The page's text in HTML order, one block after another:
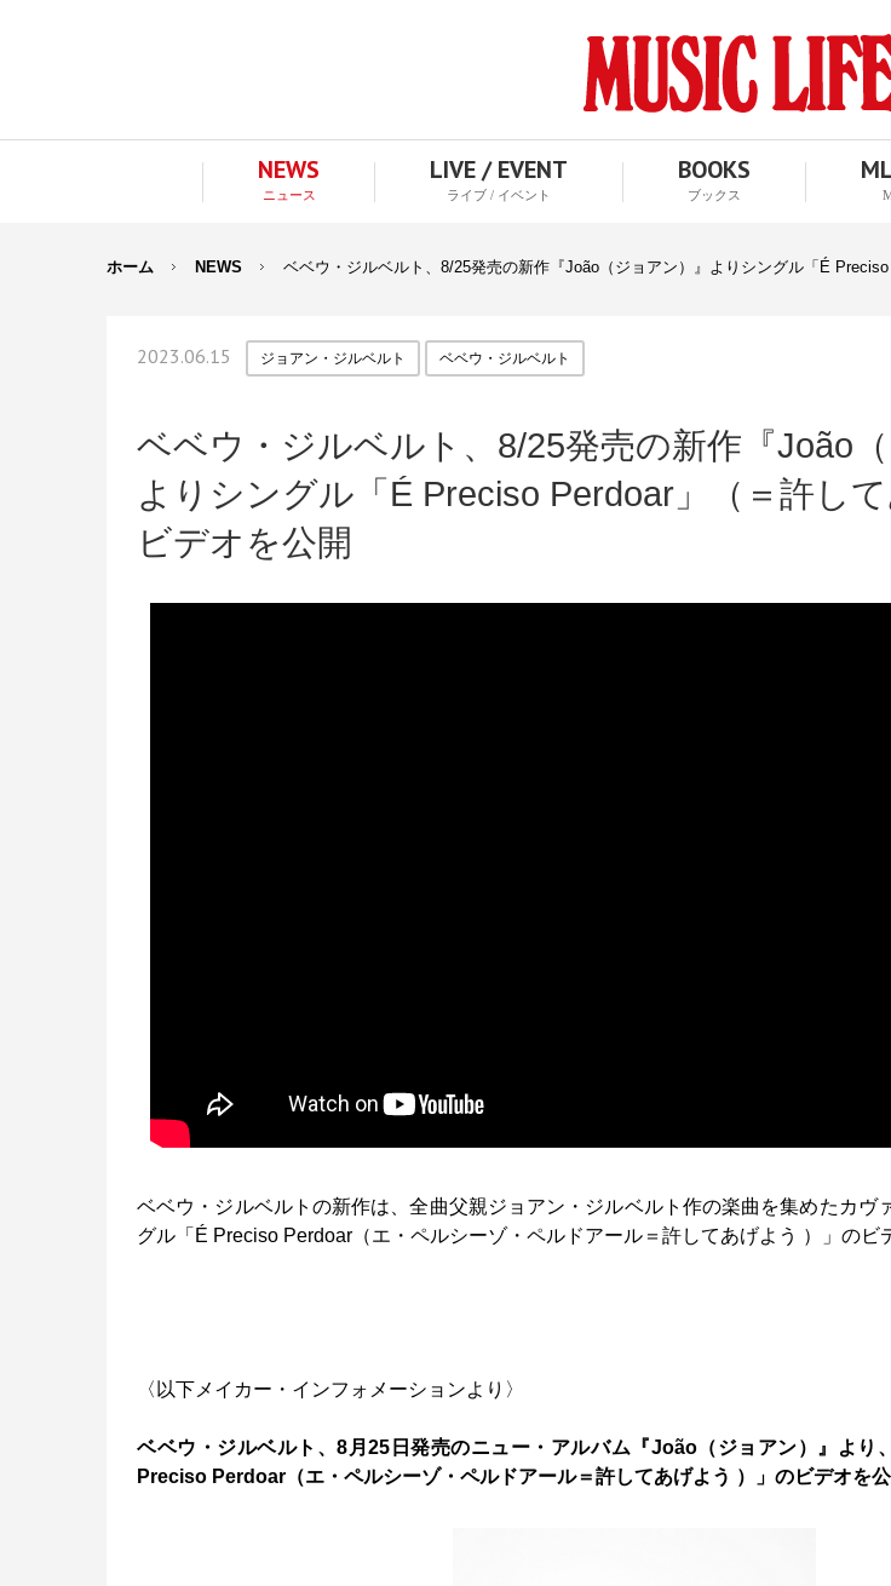
NEWS
ニュース
LIVE / EVENT
ライブ / イベント
BOOKS
ブックス
ホーム NEWS ベベウ・ジルベルト、8/25発売の新作『João（ジョアン）』よりシングル「É
2023.06.15 ジョアン・ジルベルト ベベウ・ジルベルト
ベベウ・ジルベルト、8/25発売の新作『João（
よりシングル「É Preciso Perdoar」（＝許し
ビデオを公開
ベベウ・ジルベルトの新作は、全曲父親ジョアン・ジルベルト作の楽曲を集めたカヴ
グル「É Preciso Perdoar（エ・ペルシーゾ・ペルドアール＝許してあげよう ）」のビ
〈以下メイカー・インフォメーションより〉
ベベウ・ジルベルト、8月25日発売のニュー・アルバム『João（ジョアン）』より
Preciso Perdoar（エ・ペルシーゾ・ペルドアール＝許してあげよう ）」のビデオを公